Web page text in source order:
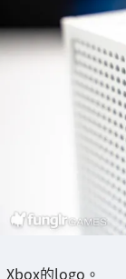
Xbox的logo。